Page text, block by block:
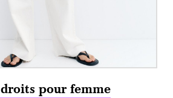
droits pour femme